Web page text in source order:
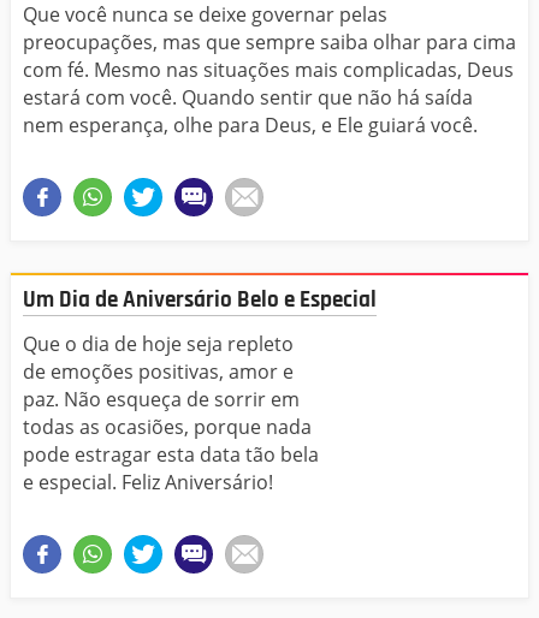
Que você nunca se deixe governar pelas
preocupações, mas que sempre saiba olhar para cima
com fé. Mesmo nas situações mais complicadas, Deus
estará com você. Quando sentir que não há saída
nem esperança, olhe para Deus, e Ele guiará você.
Um Dia de Aniversário Belo e Especial
Que o dia de hoje seja repleto
de emoções positivas, amor e
paz. Não esqueça de sorrir em
todas as ocasiões, porque nada
pode estragar esta data tão bela
e especial. Feliz Aniversário!